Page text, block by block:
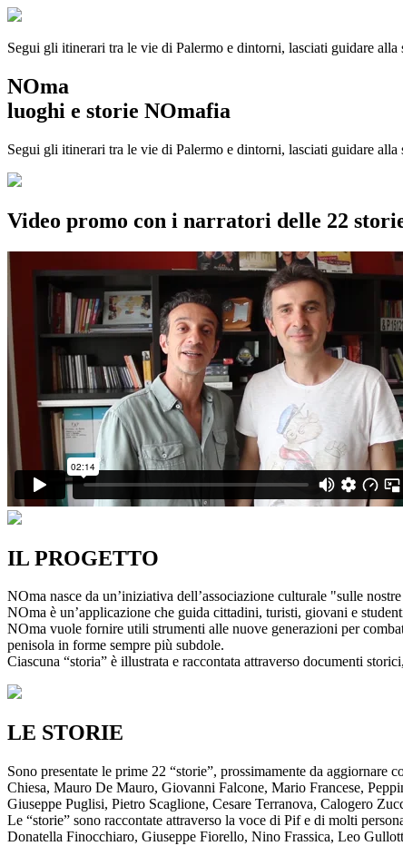
Segui gli itinerari tra le vie di Palermo e dintorni, lasciati guidare alla
NOma
luoghi e storie NOmafia
Segui gli itinerari tra le vie di Palermo e dintorni, lasciati guidare
Video promo con i narratori delle 22
IL PROGETTO
NOma nasce da un’iniziativa dell’associazione culturale "sulle
NOma è un’applicazione che guida cittadini, turisti, giovani e
NOma vuole fornire utili strumenti alle nuove generazioni per
penisola in forme sempre più subdole.
Ciascuna “storia” è illustrata e raccontata attraverso documenti
LE STORIE
Sono presentate le prime 22 “storie”, prossimamente da
Chiesa, Mauro De Mauro, Giovanni Falcone, Mario Francese,
Giuseppe Puglisi, Pietro Scaglione, Cesare Terranova, Calogero
Le “storie” sono raccontate attraverso la voce di Pif e di molti
Donatella Finocchiaro, Giuseppe Fiorello, Nino Frassica, Leo